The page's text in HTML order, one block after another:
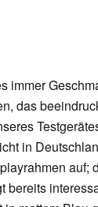
immer
das
in
auf;
bereits